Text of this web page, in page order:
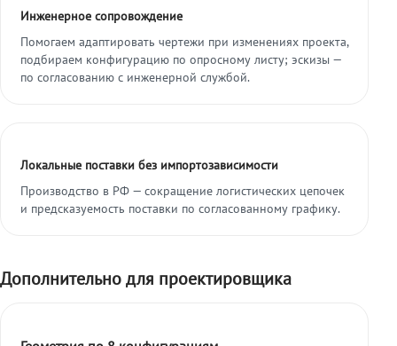
Инженерное сопровождение
Помогаем адаптировать чертежи при изменениях проекта,
подбираем конфигурацию по опросному листу; эскизы —
по согласованию с инженерной службой.
Локальные поставки без импортозависимости
Производство в РФ — сокращение логистических цепочек
и предсказуемость поставки по согласованному графику.
Дополнительно для проектировщика